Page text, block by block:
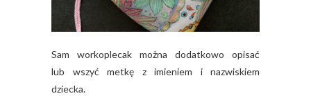
Sam workoplecak można dodatkowo opisać
lub wszyć metkę z imieniem i nazwiskiem
dziecka.